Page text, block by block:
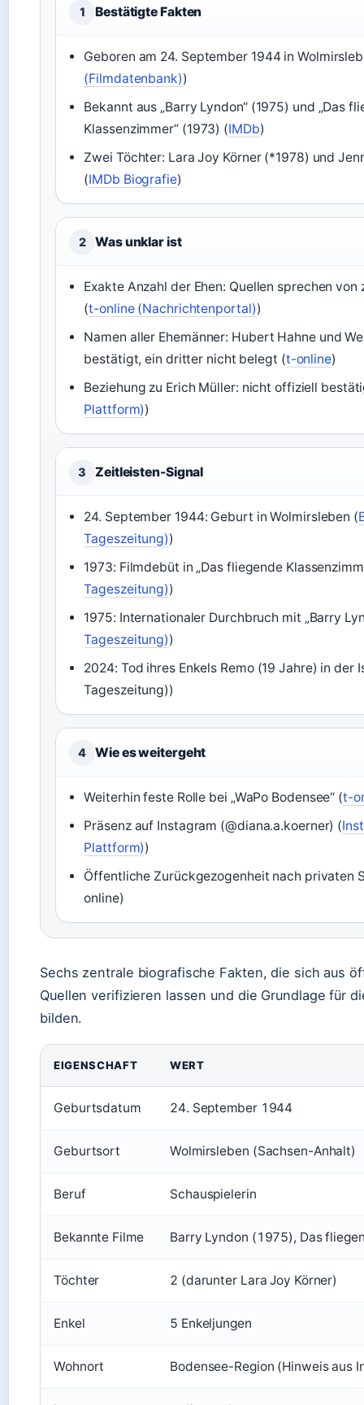
1 Bestätigte Fakten
Geboren am 24. September 1944 in
(Filmdatenbank))
Bekannt aus „Barry Lyndon“ (1975) und „Das
Klassenzimmer“ (1973) (IMDb)
Zwei Töchter: Lara Joy Körner (*1978) und
(IMDb Biografie)
2 Was unklar ist
Exakte Anzahl der Ehen: Quellen sprechen
(t-online (Nachrichtenportal))
Namen aller Ehemänner: Hubert Hahne und
bestätigt, ein dritter nicht belegt (t-online)
Beziehung zu Erich Müller: nicht offiziell
Plattform))
3 Zeitleisten-Signal
24. September 1944: Geburt in Wolmirsleben (
Tageszeitung))
1973: Filmdebüt in „Das fliegende
Tageszeitung))
1975: Internationaler Durchbruch mit „Barry
Tageszeitung))
2024: Tod ihres Enkels Remo (19 Jahre) in der
Tageszeitung))
4 Wie es weitergeht
Weiterhin feste Rolle bei „WaPo Bodensee“ (t-
Präsenz auf Instagram (@diana.a.koerner) (
Plattform))
Öffentliche Zurückgezogenheit nach privaten
online)
Sechs zentrale biografische Fakten, die sich aus
Quellen verifizieren lassen und die Grundlage für
bilden.
EIGENSCHAFT WERT
Geburtsdatum 24. September 1944
Geburtsort Wolmirsleben (Sachsen-Anhalt)
Beruf Schauspielerin
Bekannte Filme Barry Lyndon (1975), Das
Töchter 2 (darunter Lara Joy Körner)
Enkel 5 Enkeljungen
Wohnort Bodensee-Region (Hinweis aus